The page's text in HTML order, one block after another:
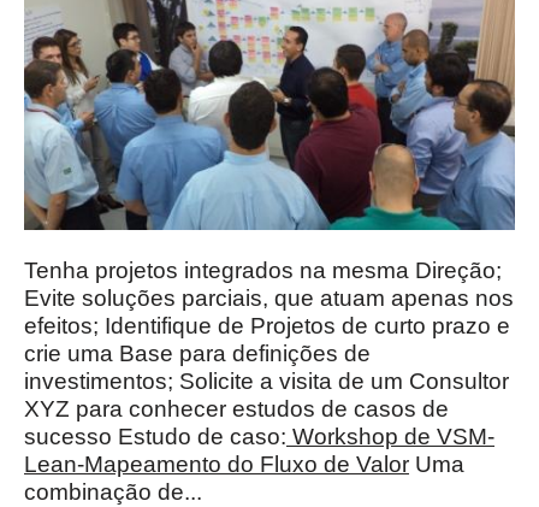
Tenha projetos integrados na mesma Direção;
Evite soluções parciais, que atuam apenas nos
efeitos; Identifique de Projetos de curto prazo e
crie uma Base para definições de
investimentos; Solicite a visita de um Consultor
XYZ para conhecer estudos de casos de
sucesso Estudo de caso: Workshop de VSM-
Lean-Mapeamento do Fluxo de Valor Uma
combinação de...